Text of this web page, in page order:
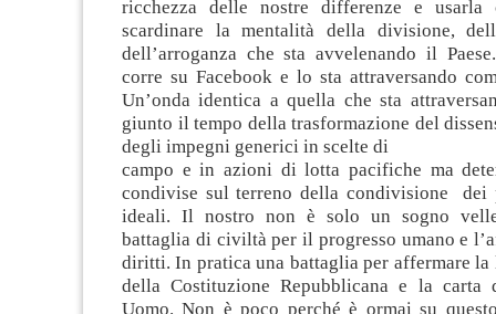
ricchezza delle nostre differenze e usarla
scardinare la mentalità della divisione,
dell’arroganza che sta avvelenando il
corre su Facebook e lo sta attraversando
Un’onda identica a quella che sta
giunto il tempo della trasformazione del
degli impegni generici in scelte di
campo e in azioni di lotta pacifiche ma
condivise sul terreno della condivisione
ideali. Il nostro non è solo un sogno
battaglia di civiltà per il progresso umano e
diritti. In pratica una battaglia per affermare
della Costituzione Repubblicana e la
Uomo. Non è poco perché è ormai su